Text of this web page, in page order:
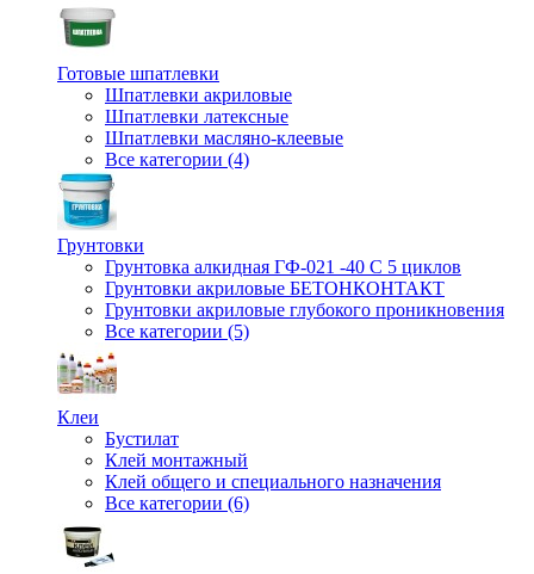
Готовые шпатлевки
Шпатлевки акриловые
Шпатлевки латексные
Шпатлевки масляно-клеевые
Все категории (4)
Грунтовки
Грунтовка алкидная ГФ-021 -40 С 5 циклов
Грунтовки акриловые БЕТОНКОНТАКТ
Грунтовки акриловые глубокого проникновения
Все категории (5)
Клеи
Бустилат
Клей монтажный
Клей общего и специального назначения
Все категории (6)